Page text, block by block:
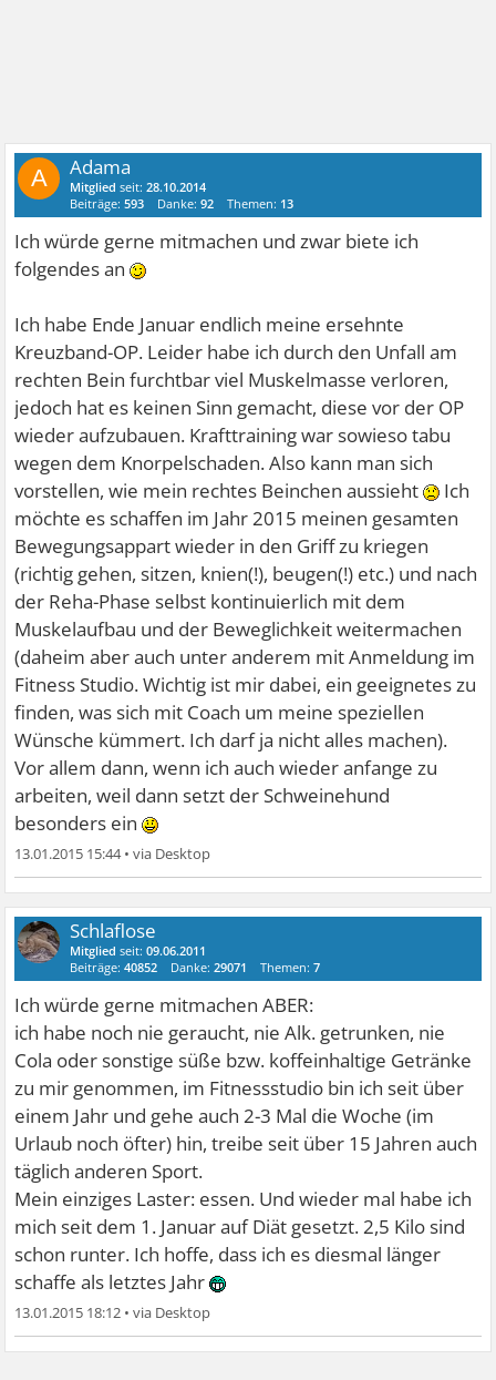
A Adama
Mitglied seit:28.10.2014
Beiträge:593 Danke:92 Themen: 13
Ich würde gerne mitmachen und zwar biete ich
folgendes an
Ich habe Ende Januar endlich meine ersehnte
Kreuzband-OP. Leider habe ich durch den Unfall am
rechten Bein furchtbar viel Muskelmasse verloren,
jedoch hat es keinen Sinn gemacht, diese vor der OP
wieder aufzubauen. Krafttraining war sowieso tabu
wegen dem Knorpelschaden. Also kann man sich
vorstellen, wie mein rechtes Beinchen aussieht
Ich
möchte es schaffen im Jahr 2015 meinen gesamten
Bewegungsappart wieder in den Griff zu kriegen
(richtig gehen, sitzen, knien(!), beugen(!) etc.) und nach
der Reha-Phase selbst kontinuierlich mit dem
Muskelaufbau und der Beweglichkeit weitermachen
(daheim aber auch unter anderem mit Anmeldung im
Fitness Studio. Wichtig ist mir dabei, ein geeignetes zu
finden, was sich mit Coach um meine speziellen
Wünsche kümmert. Ich darf ja nicht alles machen).
Vor allem dann, wenn ich auch wieder anfange zu
arbeiten, weil dann setzt der Schweinehund
besonders ein
13.01.2015 15:44•
Schlaflose
Mitglied seit:09.06.2011
Beiträge:40852 Danke:29071 Themen:7
Ich würde gerne mitmachen ABER:
ich habe noch nie geraucht, nie Alk. getrunken, nie
Cola oder sonstige süße bzw. koffeinhaltige Getränke
zu mir genommen, im Fitnessstudio bin ich seit über
einem Jahr und gehe auch 2-3 Mal die Woche (im
Urlaub noch öfter) hin, treibe seit über 15 Jahren auch
täglich anderen Sport.
Mein einziges Laster: essen. Und wieder mal habe ich
mich seit dem 1. Januar auf Diät gesetzt. 2,5 Kilo sind
schon runter. Ich hoffe, dass ich es diesmal länger
schaffe als letztes Jahr
13.01.2015 18:12 •